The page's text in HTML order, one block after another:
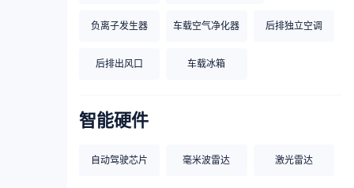
负离子发生器 车载空气净化器 后排独立空调
后排出风口 车载冰箱
智能硬件
自动驾驶芯片 毫米波雷达 激光雷达